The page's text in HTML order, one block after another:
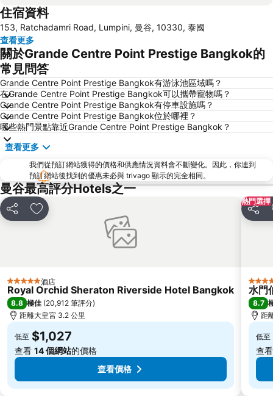
翁聿車站
翟道翟市場
BTS Thong Lo
廊曼國際機場
曼谷倫披尼公園
BTS Phloen Chit
暹羅廣場
是隆車站
BTS National Stadium - W1
Bangkok City and Temples Tour
曼谷國際貿易展覽中心
BTS Ekkamai
BTS Ratchathewi
曼谷華南蓬火車站
BTS Ari
暹羅海洋世界
沙拉鈴車站
泰國文化中心
沙炎發現中心
沖暖詩車站
BTS Saphan Taksin
MRT Sam Yan
BTS 慕七站
Erawan Bangkok
MRT Queen Sirikit National Convention Centre
大皇宮
Rajamangala National Stadium
The Platinum Fashion
住宿資料
153, Ratchadamri Road, Lumpini, 曼谷, 10330, 泰國
查看更多
關於Grande Centre Point Prestige Bangkok的
常見問答
Grande Centre Point Prestige Bangkok有游泳池區域嗎？
在Grande Centre Point Prestige Bangkok可以攜帶寵物嗎？
Grande Centre Point Prestige Bangkok有停車設施嗎？
Grande Centre Point Prestige Bangkok位於哪裡？
哪些熱門景點靠近Grande Centre Point Prestige Bangkok？
查看更多
我們從預訂網站獲得的價格和供應情況資料會不斷變化。因此，你連到
預訂網站後找到的優惠未必與 trivago 顯示的完全相同。
曼谷最高評分Hotels之一
分享 放到收藏夾
5 星級 酒店
Royal Orchid Sheraton Riverside Hotel Bangkok
8.8 極佳 (20,912 筆評分)
距離大皇宮 3.2 公里
低至 $1,027
查看 14 個網站的價格
查看價格
熱門選擇
分享
5 星級
水門
8.7
距
低至
查